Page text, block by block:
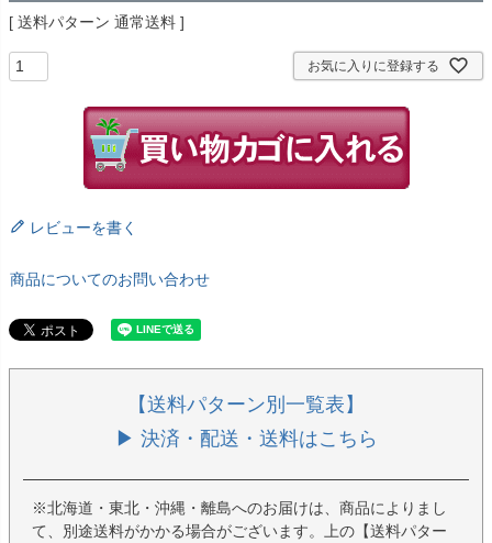
送料パターン 通常送料
お気に入りに登録する
レビューを書く
商品についてのお問い合わせ
【送料パターン別一覧表】
▶ 決済・配送・送料はこちら
※北海道・東北・沖縄・離島へのお届けは、商品によりまし
て、別途送料がかかる場合がございます。上の【送料パター